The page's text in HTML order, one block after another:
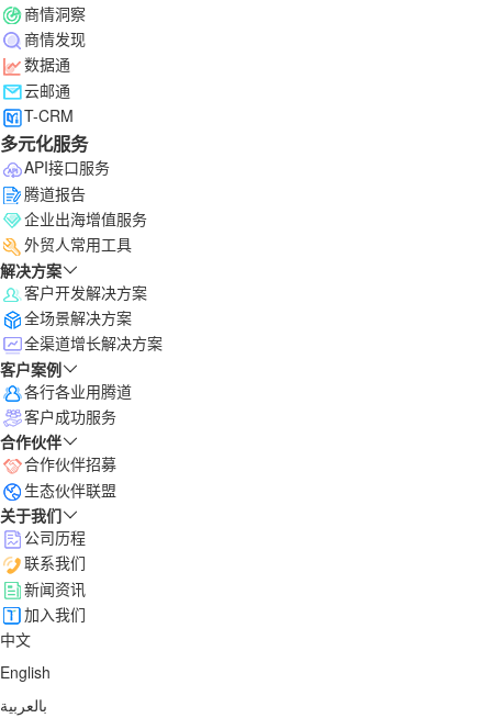
商情洞察
商情发现
数据通
云邮通
T-CRM
多元化服务
API接口服务
腾道报告
企业出海增值服务
外贸人常用工具
解决方案
客户开发解决方案
全场景解决方案
全渠道增长解决方案
客户案例
各行各业用腾道
客户成功服务
合作伙伴
合作伙伴招募
生态伙伴联盟
关于我们
公司历程
联系我们
新闻资讯
加入我们
中文
English
بالعربية